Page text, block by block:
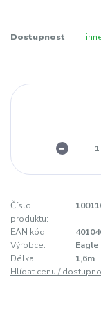
Dostupnost
Číslo
produktu:
EAN kód:
Výrobce:
Délka:
1,6m
Hlídat cenu /